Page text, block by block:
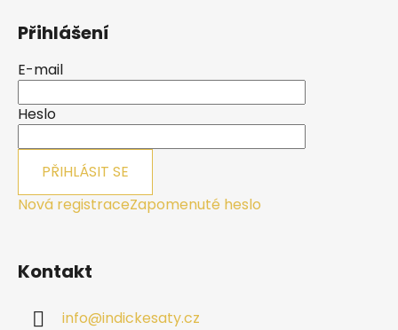
Přihlášení
E-mail
Heslo
PŘIHLÁSIT SE
Nová registraceZapomenuté heslo
Kontakt
info@indickesaty.cz